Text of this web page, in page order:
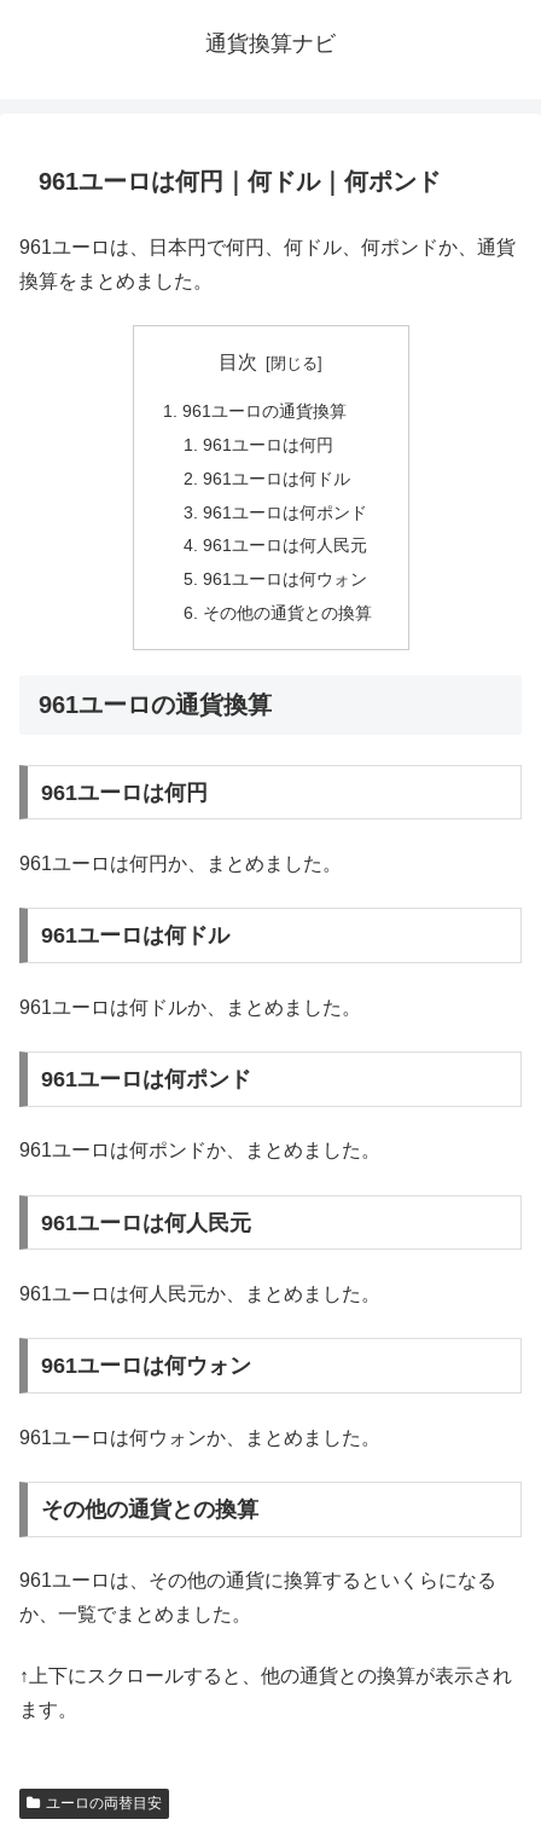
通貨換算ナビ
961ユーロは何円｜何ドル｜何ポンド
961ユーロは、日本円で何円、何ドル、何ポンドか、通貨
換算をまとめました。
目次
961ユーロの通貨換算
961ユーロは何円
961ユーロは何ドル
961ユーロは何ポンド
961ユーロは何人民元
961ユーロは何ウォン
その他の通貨との換算
961ユーロの通貨換算
961ユーロは何円
961ユーロは何円か、まとめました。
961ユーロは何ドル
961ユーロは何ドルか、まとめました。
961ユーロは何ポンド
961ユーロは何ポンドか、まとめました。
961ユーロは何人民元
961ユーロは何人民元か、まとめました。
961ユーロは何ウォン
961ユーロは何ウォンか、まとめました。
その他の通貨との換算
961ユーロは、その他の通貨に換算するといくらになる
か、一覧でまとめました。
↑上下にスクロールすると、他の通貨との換算が表示され
ます。
ユーロの両替目安